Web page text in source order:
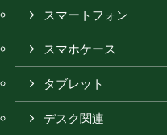
スマートフォン
スマホケース
タブレット
デスク関連